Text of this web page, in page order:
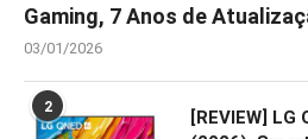
Gaming, 7 Anos de
03/01/2026
2
[REVIEW] LG